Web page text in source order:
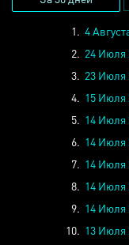
1. 4
2. 24 Июля
3. 23 Июля
4. 15 Июля
5. 14 Июля
6. 14 Июля
7. 14 Июля
8. 14 Июля
9. 14 Июля
10. 13 Июля